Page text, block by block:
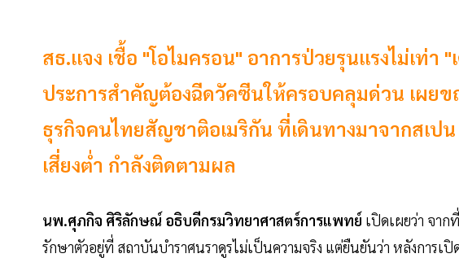
สธ.แจง เชื้อ "โอไมครอน" อาการป่วยรุนแรงไม่เท่า
ประการสำคัญต้องฉีดวัคซีนให้ครอบคลุมด่วน เผย
ธุรกิจคนไทยสัญชาติอเมริกัน ที่เดินทางมาจากสเป
เสี่ยงต่ำ กำลังติดตามผล
นพ.ศุภกิจ ศิริลักษณ์ อธิบดีกรมวิทยาศาสตร์การแพทย์ เปิดเผยว่า จา
รักษาตัวอยู่ที่ สถาบันบำราศนราดูรไม่เป็นความจริง แต่ยืนยันว่า หลังการเปิ